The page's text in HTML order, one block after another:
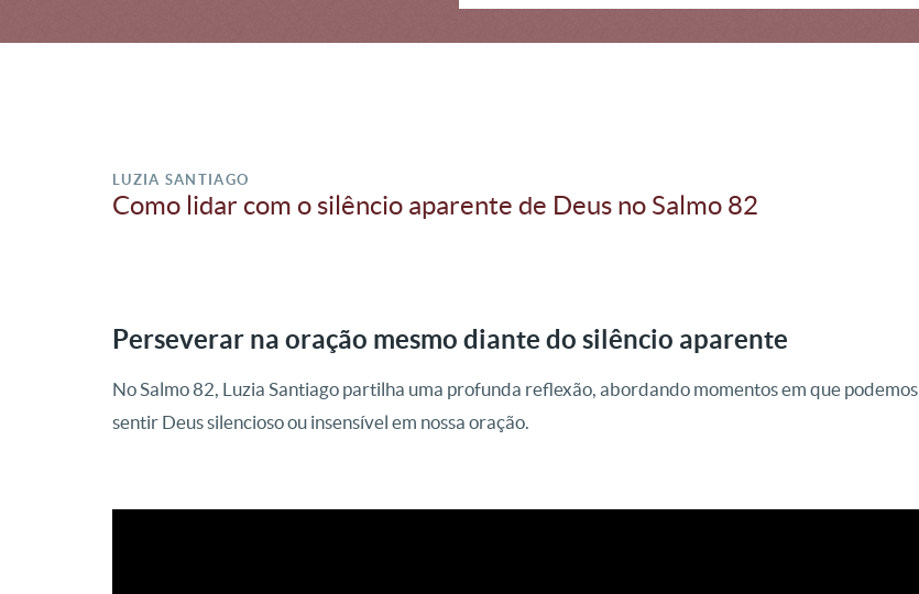
LUZIA SANTIAGO
Como lidar com o silêncio aparente de Deus no Salmo 82
Perseverar na oração mesmo diante do silêncio aparente
No Salmo 82, Luzia Santiago partilha uma profunda reflexão, abordando momentos em que podemos
sentir Deus silencioso ou insensível em nossa oração.